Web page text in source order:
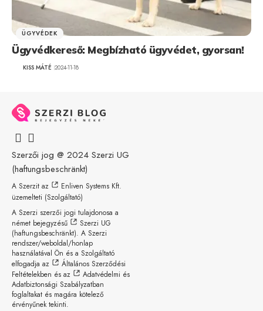
ÜGYVÉDEK
Ügyvédkereső: Megbízható ügyvédet, gyorsan!
KISS MÁTÉ 2024-11-18
Szerzői jog @ 2024 Szerzi UG
(haftungsbeschränkt)
A Szerzit az
Enliven Systems Kft.
üzemelteti (Szolgáltató)
A Szerzi szerzői jogi tulajdonosa a
német bejegyzésű
Szerzi UG
(haftungsbeschränkt). A Szerzi
rendszer/weboldal/honlap
használatával Ön és a Szolgáltató
elfogadja az
Általános Szerződési
Feltételekben és az
Adatvédelmi és
Adatbiztonsági Szabályzatban
foglaltakat és magára kötelező
érvényűnek tekinti.